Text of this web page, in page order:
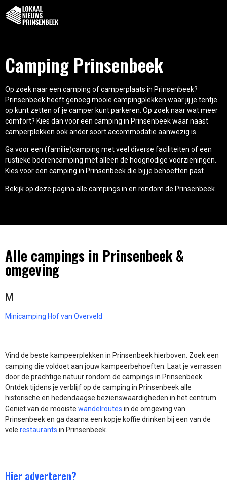
Camping Prinsenbeek
Op zoek naar een camping of camperplaats in Prinsenbeek?
Prinsenbeek heeft genoeg mooie campingplekken waar jij je tentje
op kunt zetten of je camper kunt parkeren. Op zoek naar wat meer
comfort? Kies dan voor een camping in Prinsenbeek waar naast
camperplekken ook ander soort accommodatie aanwezig is.
Ga voor een (familie)camping met veel diverse faciliteiten of een
rustieke boerencamping met alleen de hoognodige voorzieningen.
Kies voor een camping in Prinsenbeek die bij je behoeften past.
Bekijk op deze pagina alle campings in en rondom de Prinsenbeek.
Alle campings in Prinsenbeek &
omgeving
M
Minicamping Hof van Overveld
Vind de beste kampeerplekken in Prinsenbeek hierboven. Zoek een
camping die voldoet aan jouw kampeerbehoeften. Laat je verrassen
door de prachtige natuur rondom de campings in Prinsenbeek.
Ontdek tijdens je verblijf op de camping in Prinsenbeek alle
historische en hedendaagse bezienswaardigheden in het centrum.
Geniet van de mooiste wandelroutes in de omgeving van
Prinsenbeek en ga daarna een kopje koffie drinken bij een van de
vele restaurants in Prinsenbeek.
Hier adverteren?